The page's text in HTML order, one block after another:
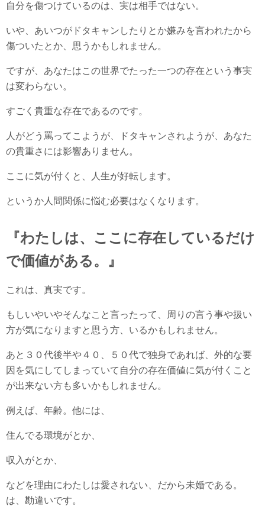
自分を傷つけているのは、実は相手ではない。
いや、あいつがドタキャンしたりとか嫌みを言われたから
傷ついたとか、思うかもしれません。
ですが、あなたはこの世界でたった一つの存在という事実
は変わらない。
すごく貴重な存在であるのです。
人がどう罵ってこようが、ドタキャンされようが、あなた
の貴重さには影響ありません。
ここに気が付くと、人生が好転します。
というか人間関係に悩む必要はなくなります。
『わたしは、ここに存在しているだけ
で価値がある。』
これは、真実です。
もしいやいやそんなこと言ったって、周りの言う事や扱い
方が気になりますと思う方、いるかもしれません。
あと３０代後半や４０、５０代で独身であれば、外的な要
因を気にしてしまっていて自分の存在価値に気が付くこと
が出来ない方も多いかもしれません。
例えば、年齢。他には、
住んでる環境がとか、
収入がとか、
などを理由にわたしは愛されない、だから未婚である。
は、勘違いです。